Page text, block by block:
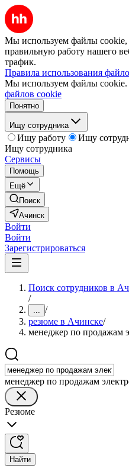
Мы используем файлы cookie,
правильную работу нашего
трафик.
Правила использования
Мы используем файлы cookie.
файлов cookie
Понятно
Ищу сотрудника
Ищу работу
Ищу
Ищу сотрудника
Сервисы
Помощь
Ещё
Поиск
Ачинск
Войти
Войти
Зарегистрироваться
Поиск сотрудников в
/
... /
резюме в Ачинске/
менеджер по продажам
менеджер по продажам
Резюме
Найти